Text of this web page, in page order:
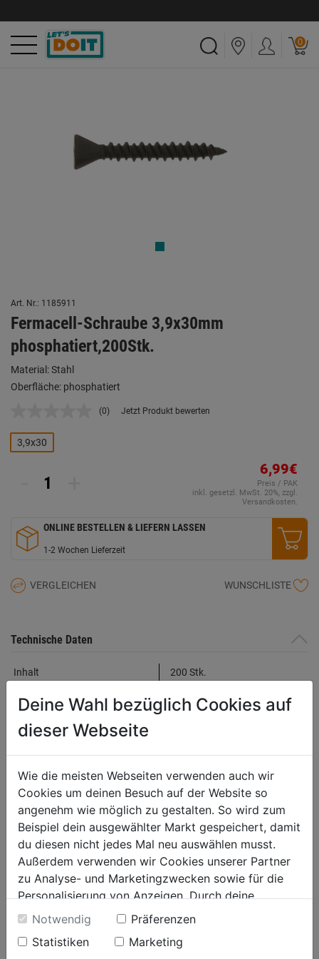
0
Art. Nr.: 1185911
Fermacell-Schraube 3,9x30mm
phosphatiert,200Stk.
Material: Stahl
Oberfläche: phosphatiert
Kein
(0) Jetzt Produkt bewerten
3,9x30
6,99€
Preis / PAK
inkl. gesetzl. MwSt. 20%, zzgl.
Versandkosten.
ONLINE BESTELLEN & LIEFERN LASSEN
1-2 Wochen Lieferzeit
VERGLEICHEN WUNSCHLISTE
Technische Daten
Inhalt
200 Stk.
Fermacellplatten auf Holz
Material
Oberfläche
Produktinformationen
Herstellerinformationen
Deine Wahl bezüglich Cookies auf
dieser Webseite
Wie die meisten Webseiten verwenden auch wir
Cookies um deinen Besuch auf der Website so
angenehm wie möglich zu gestalten. So wird zum
Beispiel dein ausgewählter Markt gespeichert, damit
du diesen nicht jedes Mal neu auswählen musst.
Außerdem verwenden wir Cookies unserer Partner
zu Analyse- und Marketingzwecken sowie für die
Personalisierung von Anzeigen. Durch deine
Einwilligung werden die Daten von Drittanbieter,
unter anderem auch in den USA, verarbeitet.
Durch Klick auf "Alle Cookies erlauben" stimmst du
Notwendig
Präferenzen
Statistiken
Marketing